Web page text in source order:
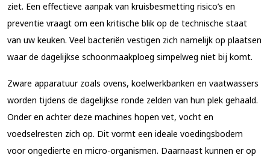
ziet. Een effectieve aanpak van kruisbesmetting risico’s en
preventie vraagt om een kritische blik op de technische staat
van uw keuken. Veel bacteriën vestigen zich namelijk op plaatsen
waar de dagelijkse schoonmaakploeg simpelweg niet bij komt.
Zware apparatuur zoals ovens, koelwerkbanken en vaatwassers
worden tijdens de dagelijkse ronde zelden van hun plek gehaald.
Onder en achter deze machines hopen vet, vocht en
voedselresten zich op. Dit vormt een ideale voedingsbodem
voor ongedierte en micro-organismen. Daarnaast kunnen er op